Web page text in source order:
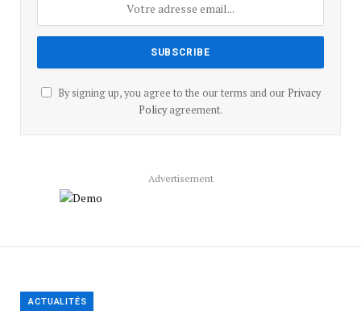
By signing up, you agree to the our terms and our Privacy
Policyagreement.
Advertisement
ACTUALITÉS